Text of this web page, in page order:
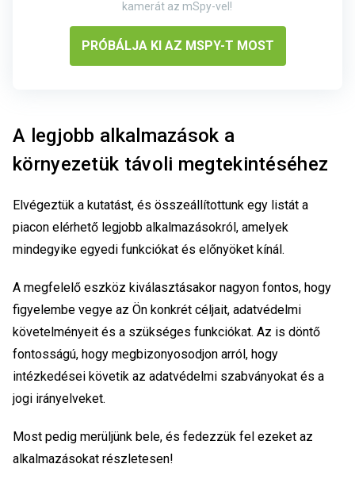
kamerát az mSpy-vel!
PRÓBÁLJA KI AZ MSPY-T MOST
A legjobb alkalmazások a
környezetük távoli megtekintéséhez
Elvégeztük a kutatást, és összeállítottunk egy listát a
piacon elérhető legjobb alkalmazásokról, amelyek
mindegyike egyedi funkciókat és előnyöket kínál.
A megfelelő eszköz kiválasztásakor nagyon fontos, hogy
figyelembe vegye az Ön konkrét céljait, adatvédelmi
követelményeit és a szükséges funkciókat. Az is döntő
fontosságú, hogy megbizonyosodjon arról, hogy
intézkedései követik az adatvédelmi szabványokat és a
jogi irányelveket.
Most pedig merüljünk bele, és fedezzük fel ezeket az
alkalmazásokat részletesen!